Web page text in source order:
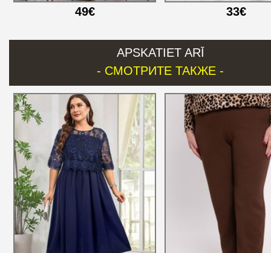
49€ 33€
APSKATIET ARĪ
- СМОТРИТЕ ТАКЖЕ -